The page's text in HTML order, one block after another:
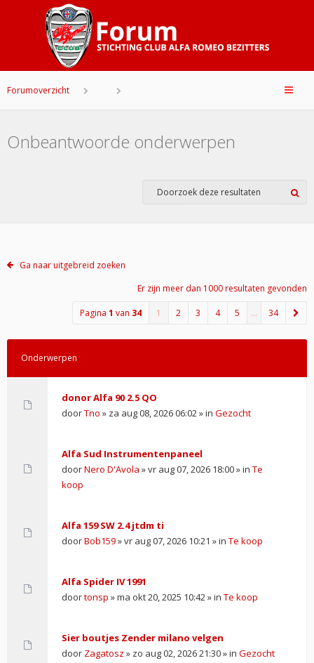
Forumoverzicht
Onbeantwoorde onderwerpen
Ga naar uitgebreid zoeken
Er zijn meer dan 1000 resultaten gevonden
Pagina 1 van 34 1 2 3 4 5 … 34
Onderwerpen
donor Alfa 90 2.5 QO
doorTno » za aug 08, 2026 06:02 » in Gezocht
Alfa Sud Instrumentenpaneel
doorNero D'Avola » vr aug 07, 2026 18:00 » in Te
koop
Alfa 159 SW 2.4 jtdm ti
doorBob159» vr aug 07, 2026 10:21 » in Te koop
Alfa Spider IV 1991
doortonsp » ma okt 20, 2025 10:42 » in Te koop
Sier boutjes Zender milano velgen
door Zagatosz » zo aug 02, 2026 21:30 » in Gezocht